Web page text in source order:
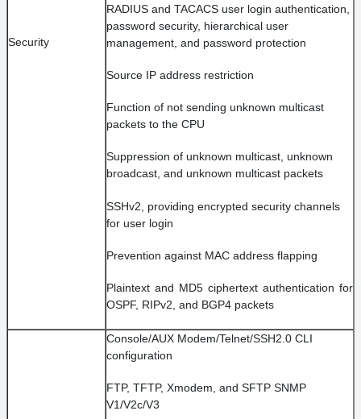
Security
RADIUS and TACACS user login authentication,
password security, hierarchical user
management, and password protection
Source IP address restriction
Function of not sending unknown multicast
packets to the CPU
Suppression of unknown multicast, unknown
broadcast, and unknown multicast packets
SSHv2, providing encrypted security channels
for user login
Prevention against MAC address flapping
Plaintext and MD5 ciphertext authentication for
OSPF, RIPv2, and BGP4 packets
Console/AUX Modem/Telnet/SSH2.0 CLI
configuration
FTP, TFTP, Xmodem, and SFTP SNMP
V1/V2c/V3